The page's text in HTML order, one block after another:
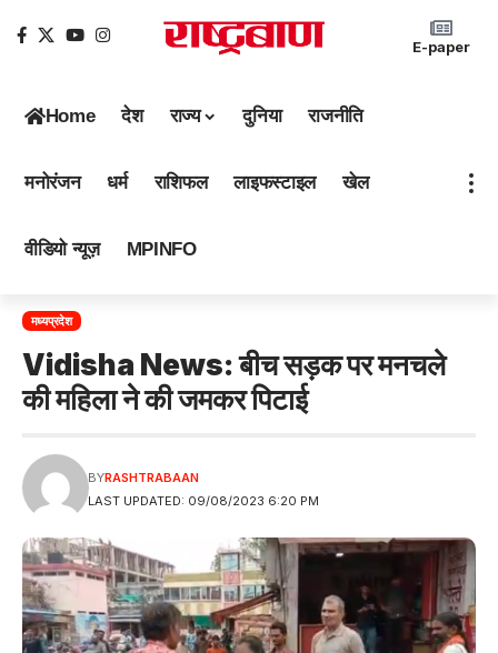
E-paper
Home देश राज्य दुनिया राजनीति
मनोरंजन धर्म राशिफल लाइफस्टाइल खेल
वीडियो न्यूज़ MPINFO
मध्यप्रदेश
Vidisha News: बीच सड़क पर मनचले
की महिला ने की जमकर पिटाई
LAST UPDATED: 09/08/2023 6:20 PM
BYRASHTRABAAN